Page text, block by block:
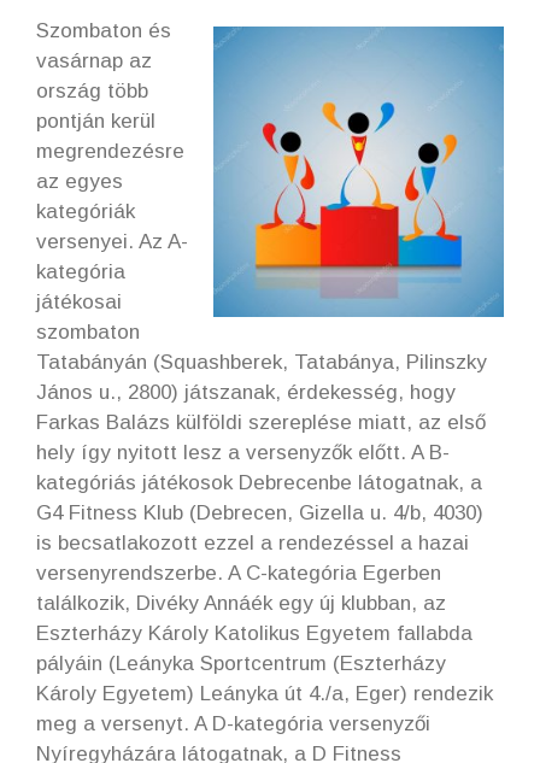
Szombaton és
vasárnap az
ország több
pontján kerül
megrendezésre
az egyes
kategóriák
versenyei. Az A-
kategória
játékosai
szombaton
Tatabányán (Squashberek, Tatabánya, Pilinszky
János u., 2800) játszanak, érdekesség, hogy
Farkas Balázs külföldi szereplése miatt, az első
hely így nyitott lesz a versenyzők előtt. A B-
kategóriás játékosok Debrecenbe látogatnak, a
G4 Fitness Klub (Debrecen, Gizella u. 4/b, 4030)
is becsatlakozott ezzel a rendezéssel a hazai
versenyrendszerbe. A C-kategória Egerben
találkozik, Divéky Annáék egy új klubban, az
Eszterházy Károly Katolikus Egyetem fallabda
pályáin (Leányka Sportcentrum (Eszterházy
Károly Egyetem) Leányka út 4./a, Eger) rendezik
meg a versenyt. A D-kategória versenyzői
Nyíregyházára látogatnak, a D Fitness